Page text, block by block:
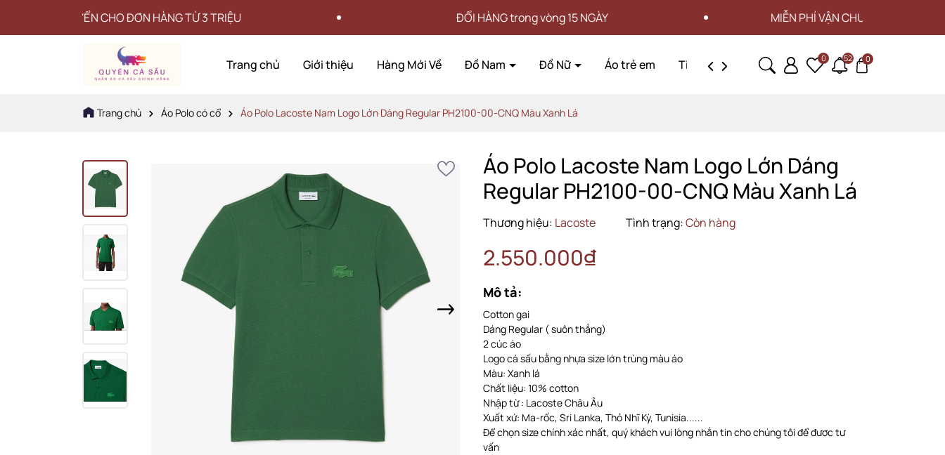
CHO ĐƠN HÀNG TỪ 3 TRIỆU ĐỔI HÀNG trong vòng 15 NGÀY MIỄN PHÍ VẬN CHUYỂN CHO ĐƠN HÀNG TỪ 3
Trang chủ Giới thiệu Hàng Mới Về Đồ Nam Đồ Nữ Áo trẻ em Tin tức Liên hệ 0 52 0
Trang chủ Áo Polo có cổ Áo Polo Lacoste Nam Logo Lớn Dáng Regular PH2100-00-CNQ Màu Xanh Lá
Áo Polo Lacoste Nam Logo Lớn Dáng
Regular PH2100-00-CNQ Màu Xanh Lá
Thương hiệu: Lacoste Tình trạng:Còn hàng
2.550.000₫
Mô tả:
Cotton gai
Dáng Regular ( suôn thẳng)
2 cúc áo
Logo cá sấu bằng nhựa size lớn trùng màu áo
Màu: Xanh lá
Chất liệu: 10% cotton
Nhập từ : Lacoste Châu Âu
Xuất xứ: Ma-rốc, Sri Lanka, Thỏ Nhĩ Kỳ, Tunisia......
Để chọn size chính xác nhất, quý khách vui lòng nhắn tin cho chúng tôi để đươc tư
vấn